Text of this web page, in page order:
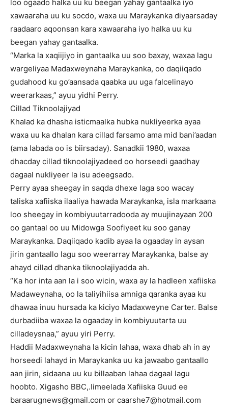
loo ogaado halka uu ku beegan yahay gantaalka iyo
xawaaraha uu ku socdo, waxa uu Maraykanka diyaarsaday
raadaaro aqoonsan kara xawaaraha iyo halka uu ku
beegan yahay gantaalka.
“Marka la xaqiijiyo in gantaalka uu soo baxay, waxaa lagu
wargeliyaa Madaxweynaha Maraykanka, oo daqiiqado
gudahood ku go’aansada qaabka uu uga falcelinayo
weerarkaas,” ayuu yidhi Perry.
Cillad Tiknoolajiyad
Khalad ka dhasha isticmaalka hubka nukliyeerka ayaa
waxa uu ka dhalan kara cillad farsamo ama mid bani’aadan
(ama labada oo is biirsaday). Sanadkii 1980, waxaa
dhacday cillad tiknoolajiyadeed oo horseedi gaadhay
dagaal nukliyeer la isu adeegsado.
Perry ayaa sheegay in saqda dhexe laga soo wacay
taliska xafiiska ilaaliya hawada Maraykanka, isla markaana
loo sheegay in kombiyuutarradooda ay muujinayaan 200
oo gantaal oo uu Midowga Soofiyeet ku soo ganay
Maraykanka. Daqiiqado kadib ayaa la ogaaday in aysan
jirin gantaallo lagu soo weerarray Maraykanka, balse ay
ahayd cillad dhanka tiknoolajiyadda ah.
“Ka hor inta aan la i soo wicin, waxa ay la hadleen xafiiska
Madaweynaha, oo la taliyihiisa amniga qaranka ayaa ku
dhawaa inuu hursada ka kiciyo Madaxweyne Carter. Balse
durbadiiba waxaa la ogaaday in kombiyuutarta uu
cilladeysnaa,” ayuu yiri Perry.
Haddii Madaxweynaha la kicin lahaa, waxa dhab ah in ay
horseedi lahayd in Maraykanka uu ka jawaabo gantaallo
aan jirin, sidaana uu ku billaaban lahaa dagaal lagu
hoobto. Xigasho BBC,.Iimeelada Xafiiska Guud ee
baraarugnews@gmail.com or caarshe7@hotmail.com